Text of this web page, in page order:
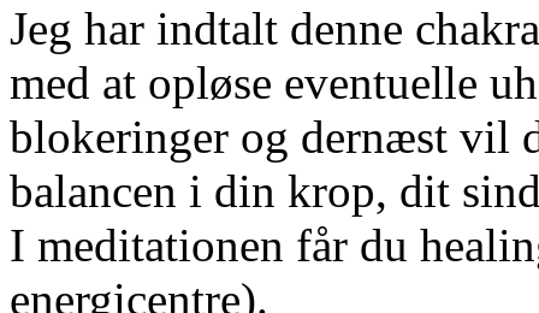
Jeg har indtalt denne
med at opløse eventuelle
blokeringer og dernæst vil
balancen i din krop, dit
I meditationen får du
energicentre).